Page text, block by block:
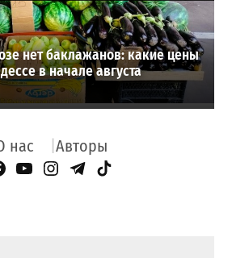
нет баклажанов: какие цены
в начале августа
нас Авторы
Page
YouTube
Instagram
Telegram
TikTok